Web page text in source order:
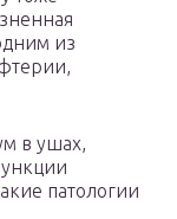
из
в ушах,
патологии